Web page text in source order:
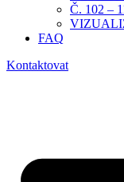
Č. 102 –
FAQ
Kontaktovat